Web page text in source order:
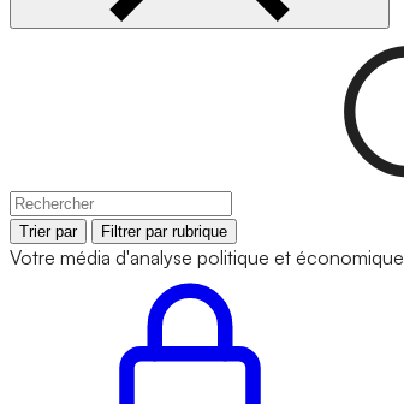
Trier par Filtrer par rubrique
Votre média d'analyse politique et économique